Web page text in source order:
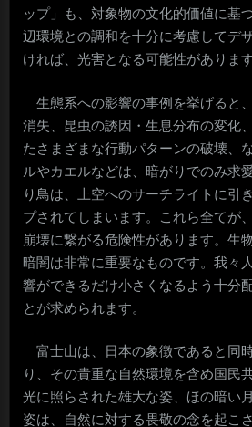
ップ」も、対象物の文化的価値に基
辺環境との調和を十分に考慮してデ
ければ、光害となる可能性があります
生態系への影響の事例を挙げると
消失、昆虫の誘因・生息分布の変化
たさまざまな行動パターンの破壊、
ルやカエルなどは、暗がりでのみ求
り鳥は、上空へのサーチライトに引
プされてしまいます。これら全てが
崩壊に繋がる危険性があります。生
暗闇は非常に重要なものです。我々
響ができるだけ小さくなるよう十分
とが求められます。
富士山は、日本の象徴であると同
り、その貴重な自然環境を含め国民
光に照らされた雄大な姿、ほの暗い
姿は、自然に対する畏敬の念を起こ